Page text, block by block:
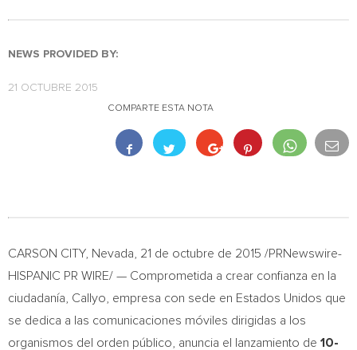
NEWS PROVIDED BY:
21 OCTUBRE 2015
COMPARTE ESTA NOTA
CARSON CITY, Nevada , 21 de octubre de 2015 /PRNewswire-
HISPANIC PR WIRE/ — Comprometida a crear confianza en la
ciudadanía, Callyo, empresa con sede en Estados Unidos que
se dedica a las comunicaciones móviles dirigidas a los
organismos del orden público, anuncia el lanzamiento de 10-